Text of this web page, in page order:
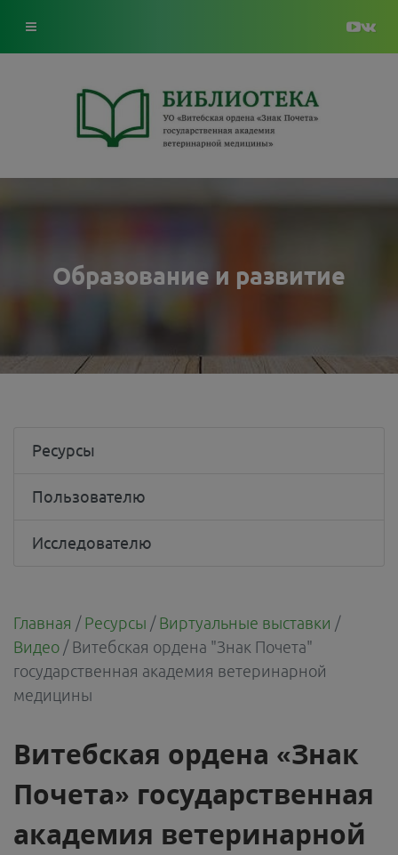
Образование и развитие
Ресурсы
Пользователю
Исследователю
Главная / Ресурсы / Виртуальные выставки /
Видео / Витебская ордена "Знак Почета"
государственная академия ветеринарной
медицины
Витебская ордена «Знак
Почета» государственная
академия ветеринарной